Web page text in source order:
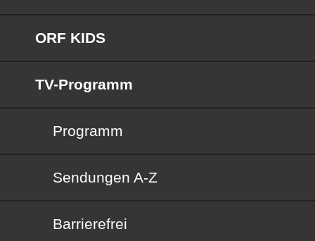
ORF KIDS
TV-Programm
Programm
Sendungen von A bis Z
Sendungen A-Z
Barrierefrei
Barrierefrei